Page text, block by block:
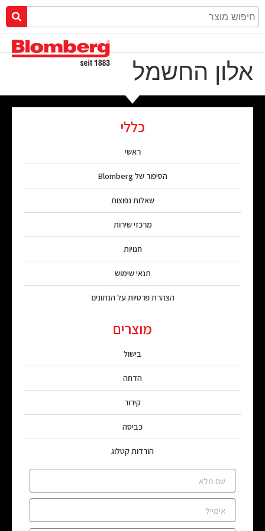
אלון החשמל
כללי
ראשי
הסיפור של Blomberg
שאלות נפוצות
מרכזי שירות
חנויות
תנאי שימוש
הצהרת פרטיות על הנתונים
מוצרים
בישול
הדחה
קירור
כביסה
הורדות קטלוג